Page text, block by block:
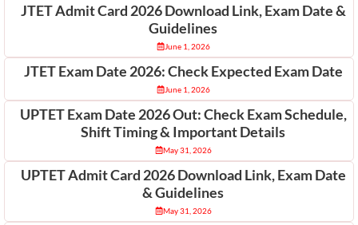
JTET Admit Card 2026 Download Link, Exam Date &
Guidelines
June 1, 2026
JTET Exam Date 2026: Check Expected Exam Date
June 1, 2026
UPTET Exam Date 2026 Out: Check Exam Schedule,
Shift Timing & Important Details
May 31, 2026
UPTET Admit Card 2026 Download Link, Exam Date
& Guidelines
May 31, 2026